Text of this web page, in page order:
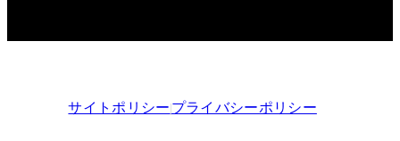
サイトポリシープライバシーポリシー